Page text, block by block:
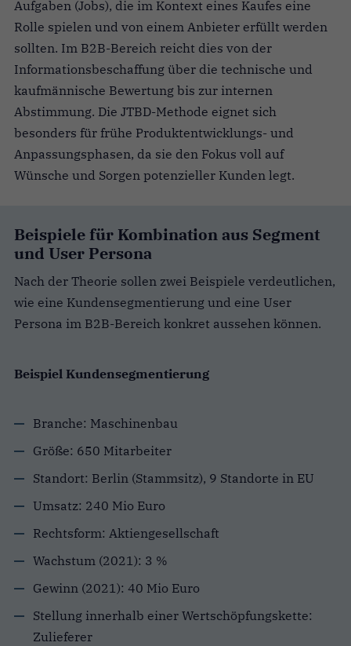
Aufgaben (Jobs), die im Kontext eines Kaufes eine
Rolle spielen und von einem Anbieter erfüllt werden
sollten. Im B2B-Bereich reicht dies von der
Informationsbeschaffung über die technische und
kaufmännische Bewertung bis zur internen
Abstimmung. Die JTBD-Methode eignet sich
besonders für frühe Produktentwicklungs- und
Anpassungsphasen, da sie den Fokus voll auf
Wünsche und Sorgen potenzieller Kunden legt.
Beispiele für Kombination aus Segment
und User Persona
Nach der Theorie sollen zwei Beispiele verdeutlichen,
wie eine Kundensegmentierung und eine User
Persona im B2B-Bereich konkret aussehen können.
Beispiel Kundensegmentierung
Branche: Maschinenbau
Größe: 650 Mitarbeiter
Standort: Berlin (Stammsitz), 9 Standorte in EU
Umsatz: 240 Mio Euro
Rechtsform: Aktiengesellschaft
Wachstum (2021): 3 %
Gewinn (2021): 40 Mio Euro
Stellung innerhalb einer Wertschöpfungskette:
Zulieferer